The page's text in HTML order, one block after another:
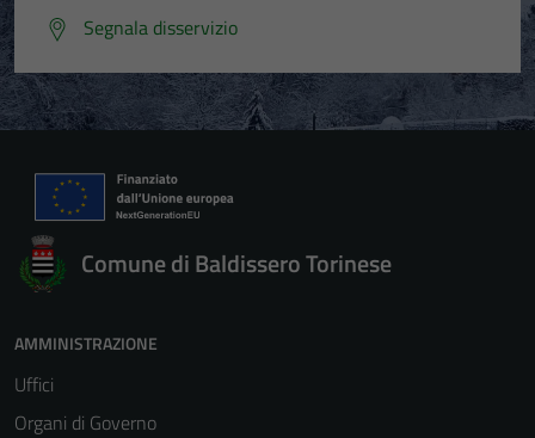
Segnala disservizio
Comune di Baldissero Torinese
AMMINISTRAZIONE
Uffici
Organi di Governo